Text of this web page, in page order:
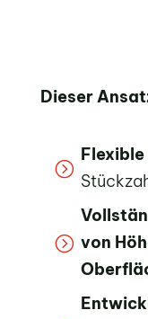
Dieser
=
= von